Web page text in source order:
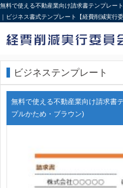
無料で使える不動産業向け請求書テンプレー
｜ビジネス書式テンプレート【経費削減実行委
ビジネステンプレート
無料で使える不動産業向け請求書
プルかため・ブラウン)